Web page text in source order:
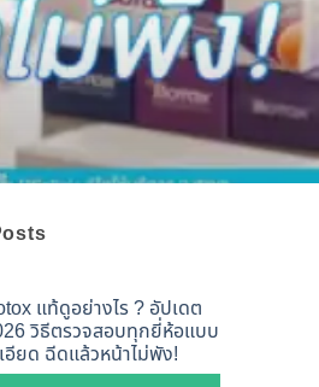
แท้ดูอย่างไร ? อัปเดต
วิธีตรวจสอบทุกยี่ห้อแบบ
อียด ฉีดแล้วหน้าไม่พัง!